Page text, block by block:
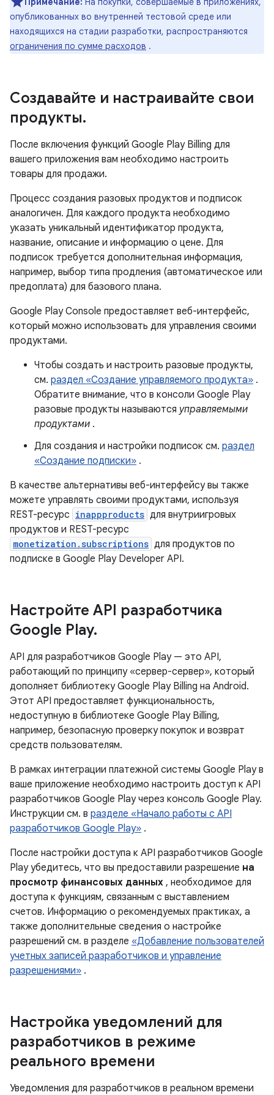
опубликованных во внутренней тестовой среде или
находящихся на стадии разработки, распространяются
ограничения по сумме расходов .
Создавайте и настраивайте свои
продукты.
После включения функций Google Play Billing для
вашего приложения вам необходимо настроить
товары для продажи.
Процесс создания разовых продуктов и подписок
аналогичен. Для каждого продукта необходимо
указать уникальный идентификатор продукта,
название, описание и информацию о цене. Для
подписок требуется дополнительная информация,
например, выбор типа продления (автоматическое или
предоплата) для базового плана.
Google Play Console предоставляет веб-интерфейс,
который можно использовать для управления своими
продуктами.
Чтобы создать и настроить разовые продукты,
см. раздел «Создание управляемого продукта» .
Обратите внимание, что в консоли Google Play
разовые продукты называются управляемыми
продуктами .
Для создания и настройки подписок см. раздел
«Создание подписки» .
В качестве альтернативы веб-интерфейсу вы также
можете управлять своими продуктами, используя
REST-ресурс inappproducts для внутриигровых
продуктов и REST-ресурс
monetization.subscriptions для продуктов по
подписке в Google Play Developer API.
Настройте API разработчика
Google Play.
API для разработчиков Google Play — это API,
работающий по принципу «сервер-сервер», который
дополняет библиотеку Google Play Billing на Android.
Этот API предоставляет функциональность,
недоступную в библиотеке Google Play Billing,
например, безопасную проверку покупок и возврат
средств пользователям.
В рамках интеграции платежной системы Google Play в
ваше приложение необходимо настроить доступ к API
разработчиков Google Play через консоль Google Play.
Инструкции см. в разделе «Начало работы с API
разработчиков Google Play» .
После настройки доступа к API разработчиков Google
Play убедитесь, что вы предоставили разрешение на
просмотр финансовых данных , необходимое для
доступа к функциям, связанным с выставлением
счетов. Информацию о рекомендуемых практиках, а
также дополнительные сведения о настройке
разрешений см. в разделе «Добавление пользователей
учетных записей разработчиков и управление
разрешениями» .
Настройка уведомлений для
разработчиков в режиме
реального времени
Уведомления для разработчиков в реальном времени